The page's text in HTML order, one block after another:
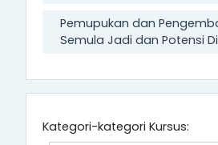
Pemupukan dan
Semula Jadi dan Potensi
Kategori-kategori Kursus: